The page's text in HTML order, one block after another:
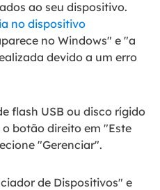
ao seu dispositivo.
no dispositivo
no Windows" e "a
devido a um erro
flash USB ou disco rígido
botão direito em "Este
"Gerenciar".
de Dispositivos" e